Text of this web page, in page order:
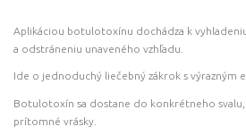
Aplikáciou botulotoxínu dochádza k
a odstráneniu unaveného vzhľadu.
Ide o jednoduchý liečebný zákrok s výrazným
Botulotoxín sa dostane do konkrétneho
prítomné vrásky.